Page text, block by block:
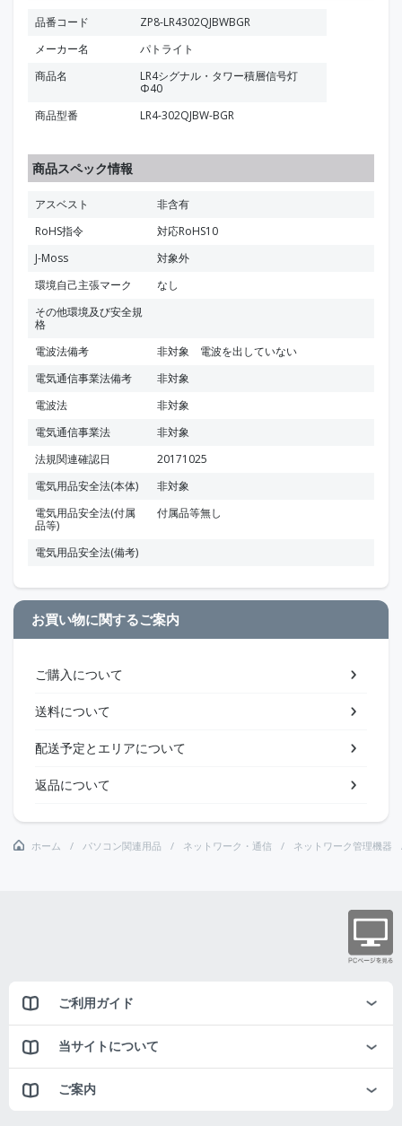
品番コード
ZP8-LR4302QJBWBGR
メーカー名
パトライト
商品名
LR4シグナル・タワー積層信号灯
Φ40
商品型番
LR4-302QJBW-BGR
商品スペック情報
アスベスト
非含有
RoHS指令
対応RoHS10
J-Moss
対象外
環境自己主張マーク
なし
その他環境及び安全規
格
電波法備考
非対象 電波を出していない
電気通信事業法備考
非対象
電波法
非対象
電気通信事業法
非対象
法規関連確認日
20171025
電気用品安全法(本体)
非対象
電気用品安全法(付属
品等)
付属品等無し
電気用品安全法(備考)
お買い物に関するご案内
ご購入について
送料について
配送予定とエリアについて
返品について
ホーム パソコン関連用品 ネットワーク・通信 ネットワーク管理機器
ご利用ガイド
当サイトについて
ご案内